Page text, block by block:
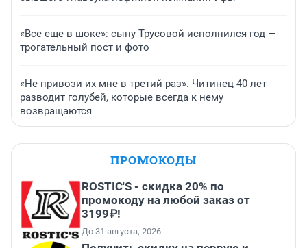
«Все еще в шоке»: сыну Трусовой исполнился год —
трогательный пост и фото
«Не привози их мне в третий раз». Читинец 40 лет
разводит голубей, которые всегда к нему
возвращаются
ПРОМОКОДЫ
ROSTIC'S - скидка 20% по
промокоду на любой заказ от
3199₽!
До 31 августа, 2026